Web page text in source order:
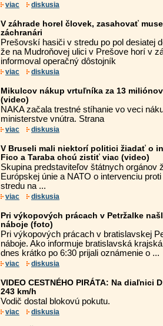
viac diskusia
V záhrade horel človek, zasahovať
záchranári
Prešovskí hasiči v stredu po pol desiatej
že na Mudroňovej ulici v Prešove horí v
informoval operačný dôstojník
viac diskusia
Mikulcov nákup vrtuľníka za 13
(video)
NAKA začala trestné stíhanie vo veci
ministerstve vnútra. Strana
viac diskusia
V Bruseli mali niektorí politici žiadať o
Fico a Taraba chcú zistiť viac (video)
Skupina predstaviteľov štátnych orgánov
Európskej únie a NATO o intervenciu
stredu na ...
viac diskusia
Pri výkopových prácach v Petržalke
náboje (foto)
Pri výkopových prácach v bratislavskej
náboje. Ako informuje bratislavská
dnes krátko po 6:30 prijali oznámenie o ...
viac diskusia
VIDEO CESTNÉHO PIRÁTA: Na diaľnici
243 km/h
Vodič dostal blokovú pokutu.
viac diskusia